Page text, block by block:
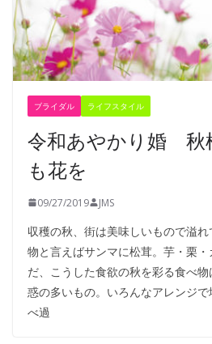
ブライダル ライフスタイル
令和あやかり婚 秋
も花を
09/27/2019 JMS
収穫の秋、街は美味しいもので溢
物と言えばサンマに松茸。芋・栗
だ、こうした食欲の秋を彩る食べ
惑の多いもの。いろんなアレンジ
べ過